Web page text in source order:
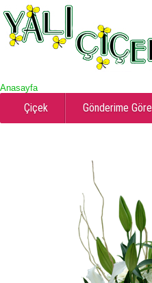
Anasayfa
Çiçek Gönderime Göre